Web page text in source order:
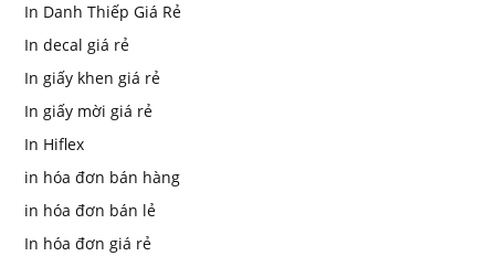
In Danh Thiếp Giá Rẻ
In decal giá rẻ
In giấy khen giá rẻ
In giấy mời giá rẻ
In Hiflex
in hóa đơn bán hàng
in hóa đơn bán lẻ
In hóa đơn giá rẻ